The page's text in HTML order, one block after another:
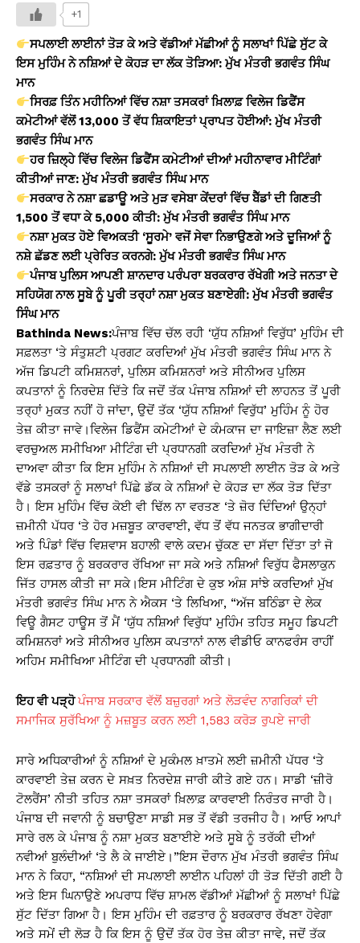
at
s
A
p
p
c
e
b
o
o
k
y
Li
n
k
e
+1
ਸਪਲਾਈ ਲਾਈਨਾਂ ਤੋੜ ਕੇ ਅਤੇ ਵੱਡੀਆਂ ਮੱਛੀਆਂ ਨੂੰ ਸਲਾਖਾਂ ਪਿੱਛੇ ਸੁੱਟ ਕੇ
ਇਸ ਮੁਹਿੰਮ ਨੇ ਨਸ਼ਿਆਂ ਦੇ ਕੋਹੜ ਦਾ ਲੱਕ ਤੋੜਿਆ: ਮੁੱਖ ਮੰਤਰੀ ਭਗਵੰਤ ਸਿੰਘ
ਮਾਨ
ਸਿਰਫ਼ ਤਿੰਨ ਮਹੀਨਿਆਂ ਵਿੱਚ ਨਸ਼ਾ ਤਸਕਰਾਂ ਖ਼ਿਲਾਫ਼ ਵਿਲੇਜ ਡਿਫੈਂਸ
ਕਮੇਟੀਆਂ ਵੱਲੋਂ 13,000 ਤੋਂ ਵੱਧ ਸ਼ਿਕਾਇਤਾਂ ਪ੍ਰਾਪਤ ਹੋਈਆਂ: ਮੁੱਖ ਮੰਤਰੀ
ਭਗਵੰਤ ਸਿੰਘ ਮਾਨ
ਹਰ ਜ਼ਿਲ੍ਹੇ ਵਿੱਚ ਵਿਲੇਜ ਡਿਫੈਂਸ ਕਮੇਟੀਆਂ ਦੀਆਂ ਮਹੀਨਾਵਾਰ ਮੀਟਿੰਗਾਂ
ਕੀਤੀਆਂ ਜਾਣ: ਮੁੱਖ ਮੰਤਰੀ ਭਗਵੰਤ ਸਿੰਘ ਮਾਨ
ਸਰਕਾਰ ਨੇ ਨਸ਼ਾ ਛਡਾਊ ਅਤੇ ਮੁੜ ਵਸੇਬਾ ਕੇਂਦਰਾਂ ਵਿੱਚ ਬੈੱਡਾਂ ਦੀ ਗਿਣਤੀ
1,500 ਤੋਂ ਵਧਾ ਕੇ 5,000 ਕੀਤੀ: ਮੁੱਖ ਮੰਤਰੀ ਭਗਵੰਤ ਸਿੰਘ ਮਾਨ
ਨਸ਼ਾ ਮੁਕਤ ਹੋਏ ਵਿਅਕਤੀ ‘ਸੂਰਮੇ’ ਵਜੋਂ ਸੇਵਾ ਨਿਭਾਉਣਗੇ ਅਤੇ ਦੂਜਿਆਂ ਨੂੰ
ਨਸ਼ੇ ਛੱਡਣ ਲਈ ਪ੍ਰੇਰਿਤ ਕਰਨਗੇ: ਮੁੱਖ ਮੰਤਰੀ ਭਗਵੰਤ ਸਿੰਘ ਮਾਨ
ਪੰਜਾਬ ਪੁਲਿਸ ਆਪਣੀ ਸ਼ਾਨਦਾਰ ਪਰੰਪਰਾ ਬਰਕਰਾਰ ਰੱਖੇਗੀ ਅਤੇ ਜਨਤਾ ਦੇ
ਸਹਿਯੋਗ ਨਾਲ ਸੂਬੇ ਨੂੰ ਪੂਰੀ ਤਰ੍ਹਾਂ ਨਸ਼ਾ ਮੁਕਤ ਬਣਾਏਗੀ: ਮੁੱਖ ਮੰਤਰੀ ਭਗਵੰਤ
ਸਿੰਘ ਮਾਨ
Bathinda News:ਪੰਜਾਬ ਵਿੱਚ ਚੱਲ ਰਹੀ ‘ਯੁੱਧ ਨਸ਼ਿਆਂ ਵਿਰੁੱਧ’ ਮੁਹਿੰਮ ਦੀ
ਸਫ਼ਲਤਾ ‘ਤੇ ਸੰਤੁਸ਼ਟੀ ਪ੍ਰਗਟ ਕਰਦਿਆਂ ਮੁੱਖ ਮੰਤਰੀ ਭਗਵੰਤ ਸਿੰਘ ਮਾਨ ਨੇ
ਅੱਜ ਡਿਪਟੀ ਕਮਿਸ਼ਨਰਾਂ, ਪੁਲਿਸ ਕਮਿਸ਼ਨਰਾਂ ਅਤੇ ਸੀਨੀਅਰ ਪੁਲਿਸ
ਕਪਤਾਨਾਂ ਨੂੰ ਨਿਰਦੇਸ਼ ਦਿੱਤੇ ਕਿ ਜਦੋਂ ਤੱਕ ਪੰਜਾਬ ਨਸ਼ਿਆਂ ਦੀ ਲਾਹਨਤ ਤੋਂ ਪੂਰੀ
ਤਰ੍ਹਾਂ ਮੁਕਤ ਨਹੀਂ ਹੋ ਜਾਂਦਾ, ਉਦੋਂ ਤੱਕ ‘ਯੁੱਧ ਨਸ਼ਿਆਂ ਵਿਰੁੱਧ’ ਮੁਹਿੰਮ ਨੂੰ ਹੋਰ
ਤੇਜ਼ ਕੀਤਾ ਜਾਵੇ।ਵਿਲੇਜ ਡਿਫੈਂਸ ਕਮੇਟੀਆਂ ਦੇ ਕੰਮਕਾਜ ਦਾ ਜਾਇਜ਼ਾ ਲੈਣ ਲਈ
ਵਰਚੁਅਲ ਸਮੀਖਿਆ ਮੀਟਿੰਗ ਦੀ ਪ੍ਰਧਾਨਗੀ ਕਰਦਿਆਂ ਮੁੱਖ ਮੰਤਰੀ ਨੇ
ਦਾਅਵਾ ਕੀਤਾ ਕਿ ਇਸ ਮੁਹਿੰਮ ਨੇ ਨਸ਼ਿਆਂ ਦੀ ਸਪਲਾਈ ਲਾਈਨ ਤੋੜ ਕੇ ਅਤੇ
ਵੱਡੇ ਤਸਕਰਾਂ ਨੂੰ ਸਲਾਖਾਂ ਪਿੱਛੇ ਡੱਕ ਕੇ ਨਸ਼ਿਆਂ ਦੇ ਕੋਹੜ ਦਾ ਲੱਕ ਤੋੜ ਦਿੱਤਾ
ਹੈ। ਇਸ ਮੁਹਿੰਮ ਵਿੱਚ ਕੋਈ ਵੀ ਢਿੱਲ ਨਾ ਵਰਤਣ ‘ਤੇ ਜ਼ੋਰ ਦਿੰਦਿਆਂ ਉਨ੍ਹਾਂ
ਜ਼ਮੀਨੀ ਪੱਧਰ ‘ਤੇ ਹੋਰ ਮਜ਼ਬੂਤ ​​ਕਾਰਵਾਈ, ਵੱਧ ਤੋਂ ਵੱਧ ਜਨਤਕ ਭਾਗੀਦਾਰੀ
ਅਤੇ ਪਿੰਡਾਂ ਵਿੱਚ ਵਿਸ਼ਵਾਸ ਬਹਾਲੀ ਵਾਲੇ ਕਦਮ ਚੁੱਕਣ ਦਾ ਸੱਦਾ ਦਿੱਤਾ ਤਾਂ ਜੋ
ਇਸ ਰਫ਼ਤਾਰ ਨੂੰ ਬਰਕਰਾਰ ਰੱਖਿਆ ਜਾ ਸਕੇ ਅਤੇ ਨਸ਼ਿਆਂ ਵਿਰੁੱਧ ਫੈਸਲਾਕੁਨ
ਜਿੱਤ ਹਾਸਲ ਕੀਤੀ ਜਾ ਸਕੇ।ਇਸ ਮੀਟਿੰਗ ਦੇ ਕੁਝ ਅੰਸ਼ ਸਾਂਝੇ ਕਰਦਿਆਂ ਮੁੱਖ
ਮੰਤਰੀ ਭਗਵੰਤ ਸਿੰਘ ਮਾਨ ਨੇ ਐਕਸ ‘ਤੇ ਲਿਖਿਆ, “ਅੱਜ ਬਠਿੰਡਾ ਦੇ ਲੇਕ
ਵਿਊ ਗੈਸਟ ਹਾਊਸ ਤੋਂ ਮੈਂ ‘ਯੁੱਧ ਨਸ਼ਿਆਂ ਵਿਰੁੱਧ’ ਮੁਹਿੰਮ ਤਹਿਤ ਸਮੂਹ ਡਿਪਟੀ
ਕਮਿਸ਼ਨਰਾਂ ਅਤੇ ਸੀਨੀਅਰ ਪੁਲਿਸ ਕਪਤਾਨਾਂ ਨਾਲ ਵੀਡੀਓ ਕਾਨਫਰੰਸ ਰਾਹੀਂ
ਅਹਿਮ ਸਮੀਖਿਆ ਮੀਟਿੰਗ ਦੀ ਪ੍ਰਧਾਨਗੀ ਕੀਤੀ।
ਇਹ ਵੀ ਪੜ੍ਹੋਪੰਜਾਬ ਸਰਕਾਰ ਵੱਲੋਂ ਬਜ਼ੁਰਗਾਂ ਅਤੇ ਲੋੜਵੰਦ ਨਾਗਰਿਕਾਂ ਦੀ
ਸਮਾਜਿਕ ਸੁਰੱਖਿਆ ਨੂੰ ਮਜ਼ਬੂਤ ਕਰਨ ਲਈ 1,583 ਕਰੋੜ ਰੁਪਏ ਜਾਰੀ
ਸਾਰੇ ਅਧਿਕਾਰੀਆਂ ਨੂੰ ਨਸ਼ਿਆਂ ਦੇ ਮੁਕੰਮਲ ਖ਼ਾਤਮੇ ਲਈ ਜ਼ਮੀਨੀ ਪੱਧਰ ‘ਤੇ
ਕਾਰਵਾਈ ਤੇਜ਼ ਕਰਨ ਦੇ ਸਖ਼ਤ ਨਿਰਦੇਸ਼ ਜਾਰੀ ਕੀਤੇ ਗਏ ਹਨ। ਸਾਡੀ ‘ਜ਼ੀਰੋ
ਟੋਲਰੈਂਸ’ ਨੀਤੀ ਤਹਿਤ ਨਸ਼ਾ ਤਸਕਰਾਂ ਖ਼ਿਲਾਫ਼ ਕਾਰਵਾਈ ਨਿਰੰਤਰ ਜਾਰੀ ਹੈ।
ਪੰਜਾਬ ਦੀ ਜਵਾਨੀ ਨੂੰ ਬਚਾਉਣਾ ਸਾਡੀ ਸਭ ਤੋਂ ਵੱਡੀ ਤਰਜੀਹ ਹੈ। ਆਓ ਆਪਾਂ
ਸਾਰੇ ਰਲ ਕੇ ਪੰਜਾਬ ਨੂੰ ਨਸ਼ਾ ਮੁਕਤ ਬਣਾਈਏ ਅਤੇ ਸੂਬੇ ਨੂੰ ਤਰੱਕੀ ਦੀਆਂ
ਨਵੀਆਂ ਬੁਲੰਦੀਆਂ ‘ਤੇ ਲੈ ਕੇ ਜਾਈਏ।”ਇਸ ਦੌਰਾਨ ਮੁੱਖ ਮੰਤਰੀ ਭਗਵੰਤ ਸਿੰਘ
ਮਾਨ ਨੇ ਕਿਹਾ, “ਨਸ਼ਿਆਂ ਦੀ ਸਪਲਾਈ ਲਾਈਨ ਪਹਿਲਾਂ ਹੀ ਤੋੜ ਦਿੱਤੀ ਗਈ ਹੈ
ਅਤੇ ਇਸ ਘਿਨਾਉਣੇ ਅਪਰਾਧ ਵਿੱਚ ਸ਼ਾਮਲ ਵੱਡੀਆਂ ਮੱਛੀਆਂ ਨੂੰ ਸਲਾਖਾਂ ਪਿੱਛੇ
ਸੁੱਟ ਦਿੱਤਾ ਗਿਆ ਹੈ। ਇਸ ਮੁਹਿੰਮ ਦੀ ਰਫ਼ਤਾਰ ਨੂੰ ਬਰਕਰਾਰ ਰੱਖਣਾ ਹੋਵੇਗਾ
ਅਤੇ ਸਮੇਂ ਦੀ ਲੋੜ ਹੈ ਕਿ ਇਸ ਨੂੰ ਉਦੋਂ ਤੱਕ ਹੋਰ ਤੇਜ਼ ਕੀਤਾ ਜਾਵੇ, ਜਦੋਂ ਤੱਕ